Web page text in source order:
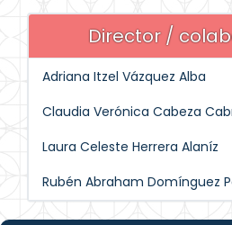
Director /
Adriana Itzel Vázquez Alba
Claudia Verónica Cabeza
Laura Celeste Herrera Alaníz
Rubén Abraham Domínguez